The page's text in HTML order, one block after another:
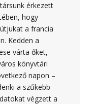
érkezett
hogy
a francia
Kedden a
várta őket,
könyvtári
napon –
a szűkebb
végzett a